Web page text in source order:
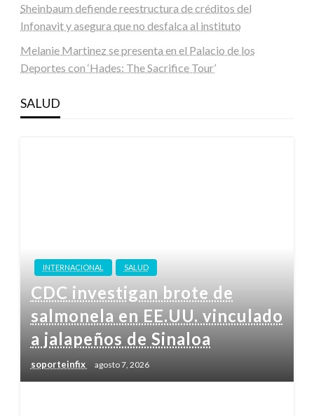
Sheinbaum defiende reestructura de créditos del
Infonavit y asegura que no desfalca al instituto
Melanie Martinez se presenta en el Palacio de los
Deportes con ‘Hades: The Sacrifice Tour’
SALUD
INTERNACIONAL SALUD
CDC investigan brote de
salmonela en EE.UU. vinculado
a jalapeños de Sinaloa
soporteinfix agosto 7, 2026